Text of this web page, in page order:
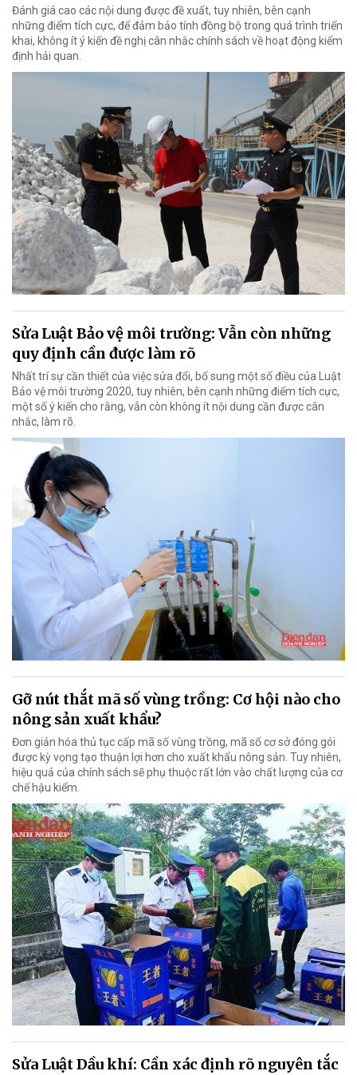
Đánh giá cao các nội dung được đề xuất, tuy nhiên, bên cạnh
những điểm tích cực, để đảm bảo tính đồng bộ trong quá trình triển
khai, không ít ý kiến đề nghị cân nhắc chính sách về hoạt động kiểm
định hải quan.
Sửa Luật Bảo vệ môi trường: Vẫn còn những
quy định cần được làm rõ
Nhất trí sự cần thiết của việc sửa đổi, bổ sung một số điều của Luật
Bảo vệ môi trường 2020, tuy nhiên, bên cạnh những điểm tích cực,
một số ý kiến cho rằng, vẫn còn không ít nội dung cần được cân
nhắc, làm rõ.
Gỡ nút thắt mã số vùng trồng: Cơ hội nào cho
nông sản xuất khẩu?
Đơn giản hóa thủ tục cấp mã số vùng trồng, mã số cơ sở đóng gói
được kỳ vọng tạo thuận lợi hơn cho xuất khẩu nông sản. Tuy nhiên,
hiệu quả của chính sách sẽ phụ thuộc rất lớn vào chất lượng của cơ
chế hậu kiểm.
Sửa Luật Dầu khí: Cần xác định rõ nguyên tắc